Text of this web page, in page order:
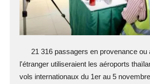
21 316 passagers en provenance ou
l'étranger utiliseraient les aéroports
vols internationaux du 1er au 5